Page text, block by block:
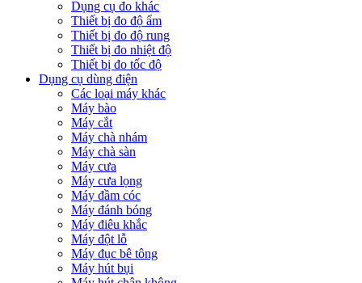
Dụng cụ đo khác
Thiết bị đo độ ẩm
Thiết bị đo độ rung
Thiết bị đo nhiệt độ
Thiết bị đo tốc độ
Dụng cụ dùng điện
Các loại máy khác
Máy bào
Máy cắt
Máy chà nhám
Máy chà sàn
Máy cưa
Máy cưa lọng
Máy đầm cóc
Máy đánh bóng
Máy điêu khắc
Máy đột lỗ
Máy đục bê tông
Máy hút bụi